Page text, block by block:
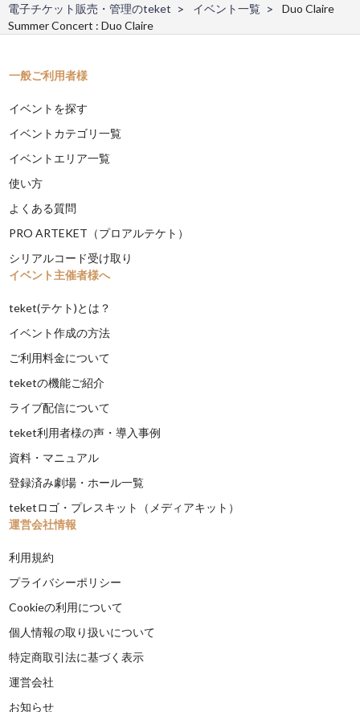
電子チケット販売・管理のteket イベント一覧
Duo Claire
Summer Concert : Duo Claire
一般ご利用者様
イベントを探す
イベントカテゴリ一覧
イベントエリア一覧
使い方
よくある質問
PRO ARTEKET（プロアルテケト）
シリアルコード受け取り
イベント主催者様へ
teket(テケト)とは？
イベント作成の方法
ご利用料金について
teketの機能ご紹介
ライブ配信について
teket利用者様の声・導入事例
資料・マニュアル
登録済み劇場・ホール一覧
teketロゴ・プレスキット（メディアキット）
運営会社情報
利用規約
プライバシーポリシー
Cookieの利用について
個人情報の取り扱いについて
特定商取引法に基づく表示
運営会社
お知らせ